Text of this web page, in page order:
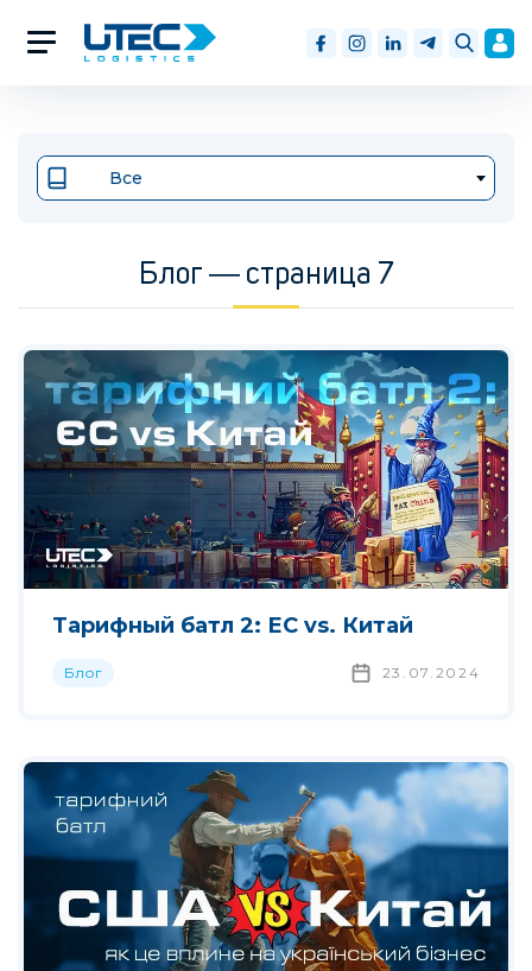
Все
Блог ― страница 7
Тарифный батл 2: ЕС vs. Китай
Блог 23.07.2024